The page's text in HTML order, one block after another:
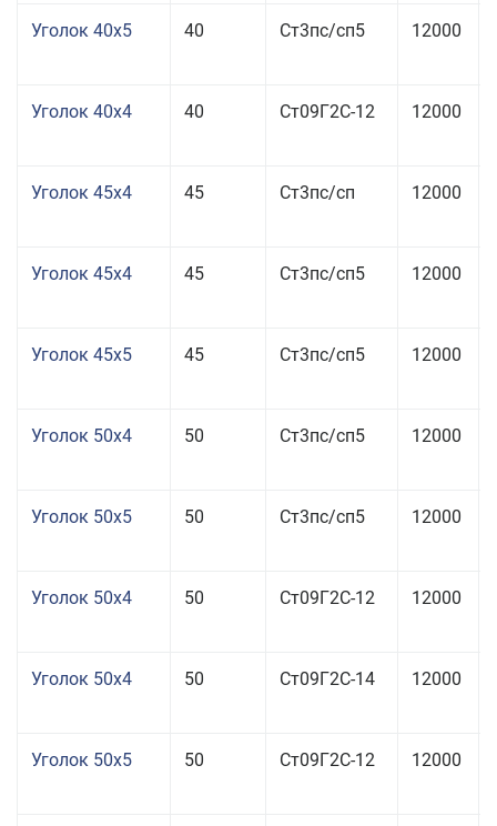
Уголок 40x5 40 Ст3пс/сп5 12000
Уголок 40x4 40 Ст09Г2С-12 12000
Уголок 45x4 45 Ст3пс/сп 12000
Уголок 45x4 45 Ст3пс/сп5 12000
Уголок 45x5 45 Ст3пс/сп5 12000
Уголок 50x4 50 Ст3пс/сп5 12000
Уголок 50x5 50 Ст3пс/сп5 12000
Уголок 50x4 50 Ст09Г2С-12 12000
Уголок 50x4 50 Ст09Г2С-14 12000
Уголок 50x5 50 Ст09Г2С-12 12000